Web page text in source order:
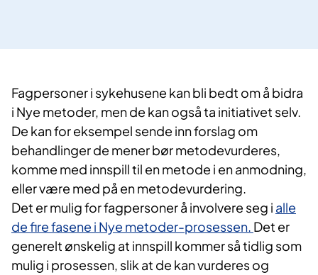
Fagpersoner i sykehusene kan bli bedt om å bidra
i Nye metoder, men de kan også ta initiativet selv.
De kan for eksempel sende inn forslag om
behandlinger de mener bør metodevurderes,
komme med innspill til en metode i en anmodning,
eller være med på en metodevurdering.
Det er mulig for fagpersoner å involvere seg i alle
de fire fasene i Nye metoder-prosessen. Det er
generelt ønskelig at innspill kommer så tidlig som
mulig i prosessen, slik at de kan vurderes og